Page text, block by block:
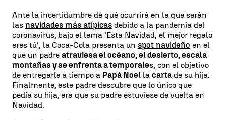
Ante la incertidumbre de qué ocurrirá en la que serán
las navidades más atípicas debido a la pandemia del
coronavirus, bajo el lema 'Esta Navidad, el mejor regalo
eres tú', la Coca-Cola presenta un spot navideño en el
que un padre atraviesa el océano, el desierto, escala
montañas y se enfrenta a temporales, con el objetivo
de entregarle a tiempo a Papá Noel la carta de su hija.
Finalmente, este padre descubre que lo único que
pedía su hija, era que su padre estuviese de vuelta en
Navidad.